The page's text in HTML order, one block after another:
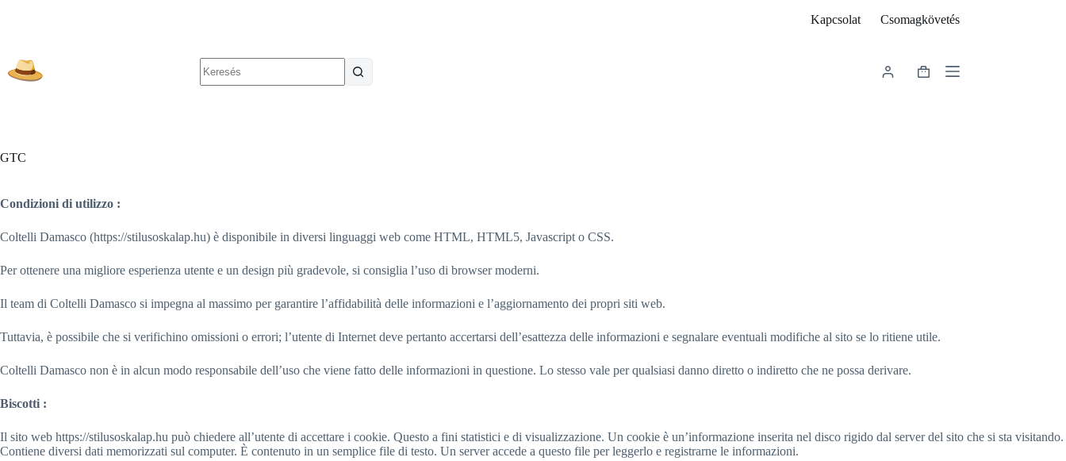
Kapcsolat Csomagkövetés
results
Shopping
GTC
Condizioni di utilizzo :
Coltelli Damasco (https://stilusoskalap.hu) è disponibile in diversi linguaggi web come HTML, HTML5, Javascript o CSS.
Per ottenere una migliore esperienza utente e un design più gradevole, si consiglia l’uso di browser moderni.
Il team di Coltelli Damasco si impegna al massimo per garantire l’affidabilità delle informazioni e l’aggiornamento dei propri siti web.
Tuttavia, è possibile che si verifichino omissioni o errori; l’utente di Internet deve pertanto accertarsi dell’esattezza delle informazioni e segnalare eventuali modifiche al sito se lo ritiene utile.
Coltelli Damasco non è in alcun modo responsabile dell’uso che viene fatto delle informazioni in questione. Lo stesso vale per qualsiasi danno diretto o indiretto che ne possa derivare.
Biscotti :
Il sito web https://stilusoskalap.hu può chiedere all’utente di accettare i cookie. Questo a fini statistici e di visualizzazione. Un cookie è un’informazione inserita nel disco rigido dal server del sito che si sta visitando.
Contiene diversi dati memorizzati sul computer. È contenuto in un semplice file di testo. Un server accede a questo file per leggerlo e registrarne le informazioni.